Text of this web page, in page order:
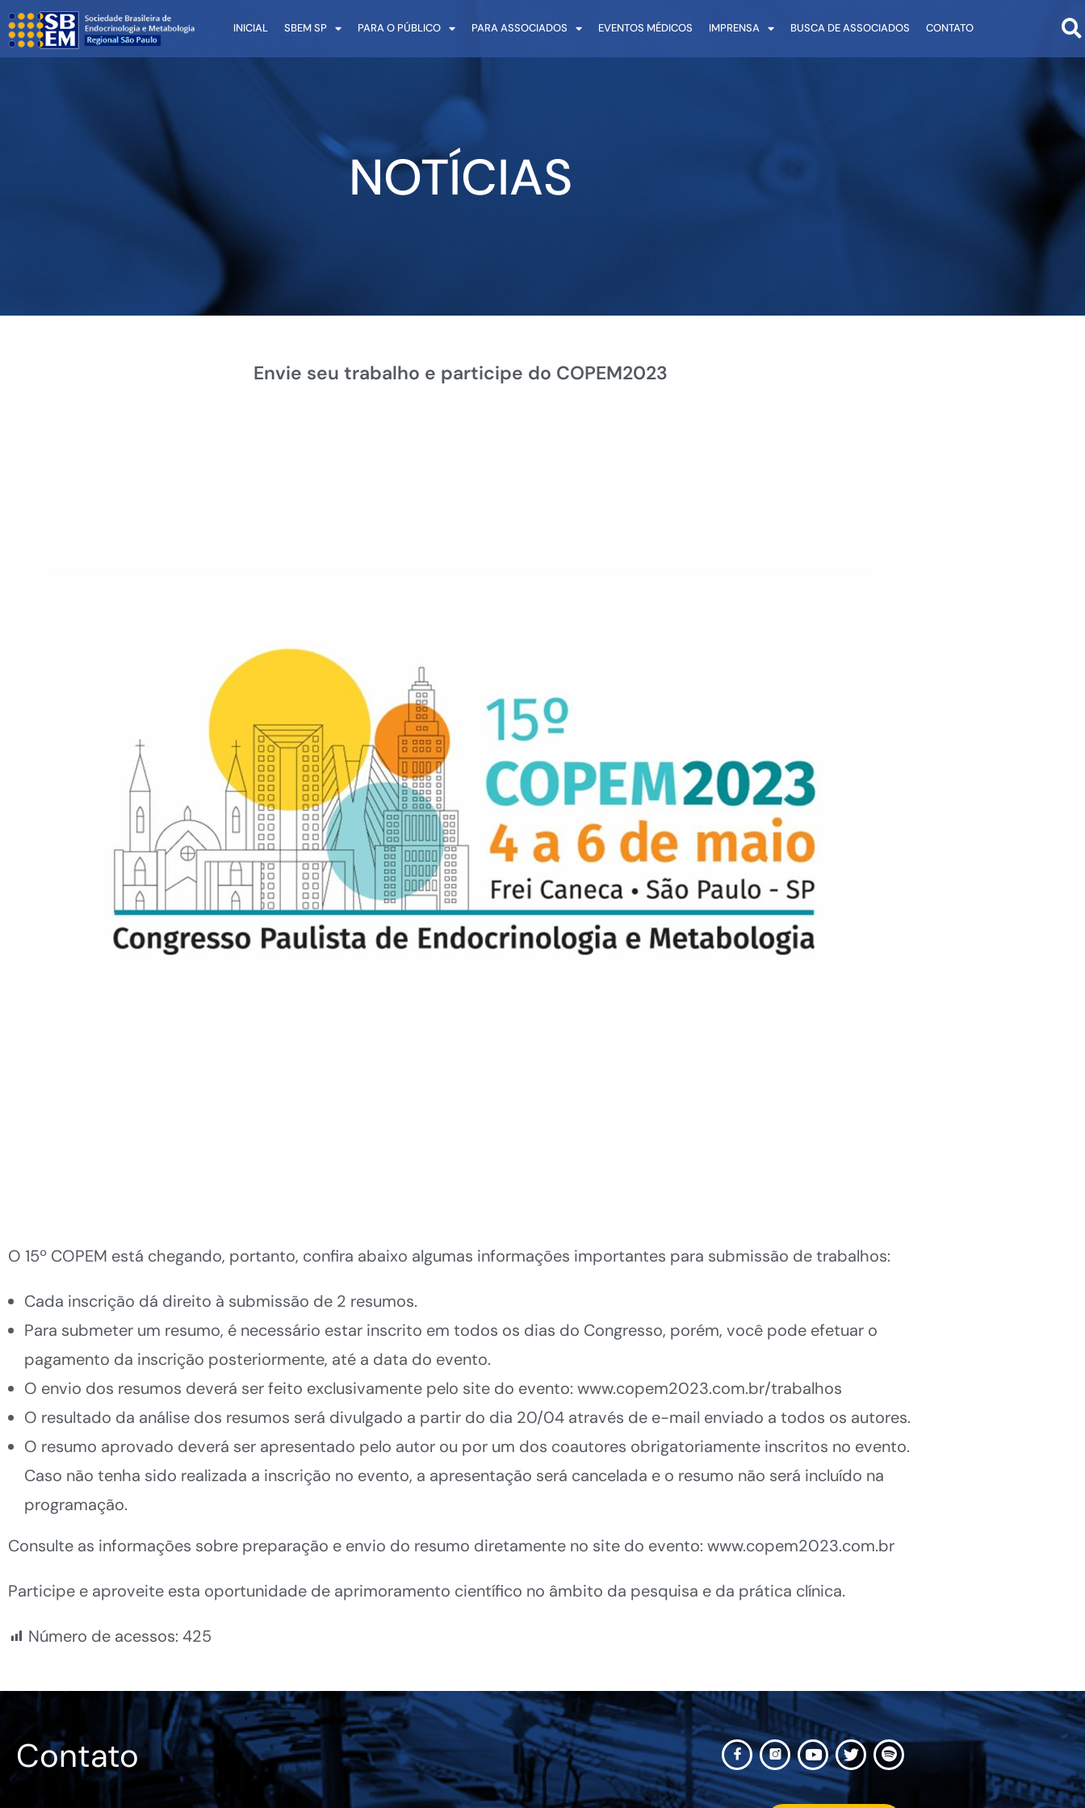
INICIAL SBEM SP PARA O PÚBLICO PARA ASSOCIADOS EVENTOS MÉDICOS IMPRENSA BUSCA DE ASSOCIADOS CONTATO
NOTÍCIAS
Envie seu trabalho e participe do COPEM2023
O 15º COPEM está chegando, portanto, confira abaixo algumas informações importantes para submissão de trabalhos:
Cada inscrição dá direito à submissão de 2 resumos.
Para submeter um resumo, é necessário estar inscrito em todos os dias do Congresso, porém, você pode efetuar o
pagamento da inscrição posteriormente, até a data do evento.
O envio dos resumos deverá ser feito exclusivamente pelo site do evento: www.copem2023.com.br/trabalhos
O resultado da análise dos resumos será divulgado a partir do dia 20/04 através de e-mail enviado a todos os autores.
O resumo aprovado deverá ser apresentado pelo autor ou por um dos coautores obrigatoriamente inscritos no evento.
Caso não tenha sido realizada a inscrição no evento, a apresentação será cancelada e o resumo não será incluído na
programação.
Consulte as informações sobre preparação e envio do resumo diretamente no site do evento: www.copem2023.com.br
Participe e aproveite esta oportunidade de aprimoramento científico no âmbito da pesquisa e da prática clínica.
Número de acessos: 425
Contato